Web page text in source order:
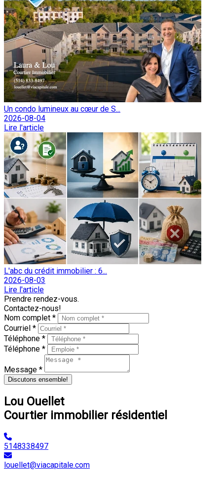
Un condo lumineux au cœur de S...
2026-08-04
Lire l'article
L'abc du crédit immobilier : 6...
2026-08-03
Lire l'article
Prendre rendez-vous.
Contactez-nous!
Nom complet *
Courriel *
Téléphone *
Téléphone *
Message *
Discutons ensemble!
Lou Ouellet
Courtier immobilier résidentiel
5148338497
louellet@viacapitale.com